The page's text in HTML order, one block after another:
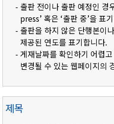
- 출판 전이나 출판 예정인 경
press’ 혹은 ‘출판 중’을 표
- 출판을 하지 않은 단행본이
제공된 연도를 표기합니다.
- 게재날짜를 확인하기 어렵
변경될 수 있는 웹페이지의
제목